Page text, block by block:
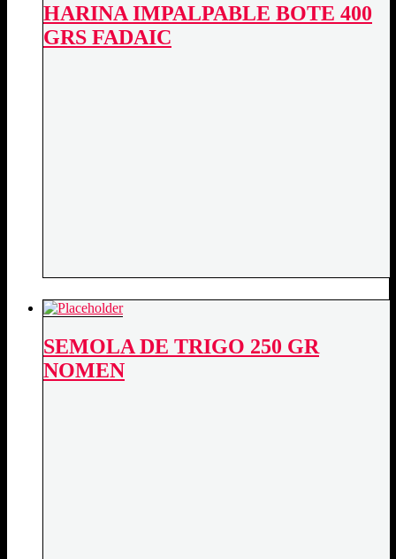
HARINA IMPALPABLE BOTE 400
GRS FADAIC
SEMOLA DE TRIGO 250 GR
NOMEN